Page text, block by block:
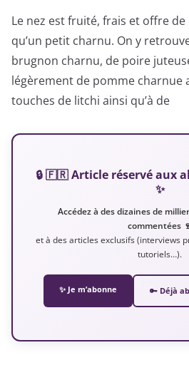
Le nez est fruité, frais et offre
qu’un petit charnu. On y
brugnon charnu, de poire
légèrement de pomme charnue
touches de litchi ainsi qu’à de
🔒 🇫🇷 Article réservé aux
✨
Accédez à des dizaines de
commentées 🍷
et à des articles exclusifs (interviews
tutoriels…).
✨ Je m’abonne 🔑 Déjà